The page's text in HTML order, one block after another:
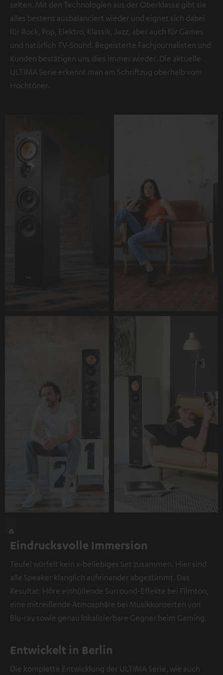
selten. Mit den Technologien aus der Oberklasse gibt sie
alles bestens ausbalanciert wieder und eignet sich dabei
für Rock, Pop, Elektro, Klassik, Jazz, aber auch für Games
und natürlich TV-Sound. Begeisterte Fachjournalisten und
Kunden bestätigen uns dies immer wieder. Die aktuelle
ULTIMA Serie erkennt man am Schriftzug oberhalb vom
Hochtöner.
A
n
e
s
e
r
t
Eindrucksvolle Immersion
Teufel würfelt kein x-beliebiges Set zusammen. Hier sind
alle Speaker klanglich aufeinander abgestimmt. Das
Resultat: Höre einhüllende Surround-Effekte bei Filmton,
eine mitreißende Atmosphäre bei Musikkonzerten von
Blu-ray sowie genau lokalisierbare Gegner beim Gaming.
Entwickelt in Berlin
Die komplette Entwicklung der ULTIMA Serie, wie auch